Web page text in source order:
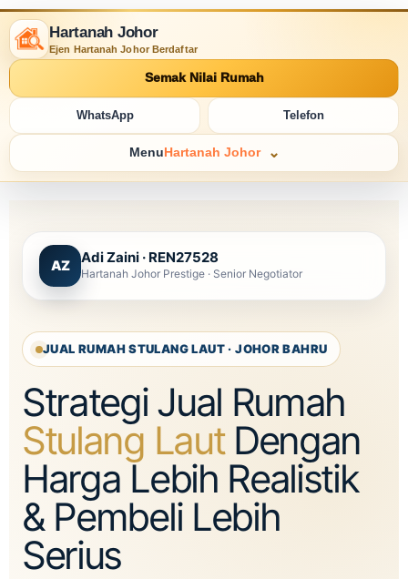
Hartanah Johor
Ejen Hartanah Johor Berdaftar
Semak Nilai Rumah
WhatsApp Telefon
Menu Hartanah Johor
AZ
Adi Zaini · REN27528
Hartanah Johor Prestige · Senior Negotiator
JUAL RUMAH STULANG LAUT · JOHOR BAHRU
Strategi Jual Rumah
Stulang LautDengan
Harga Lebih Realistik
& Pembeli Lebih
Serius